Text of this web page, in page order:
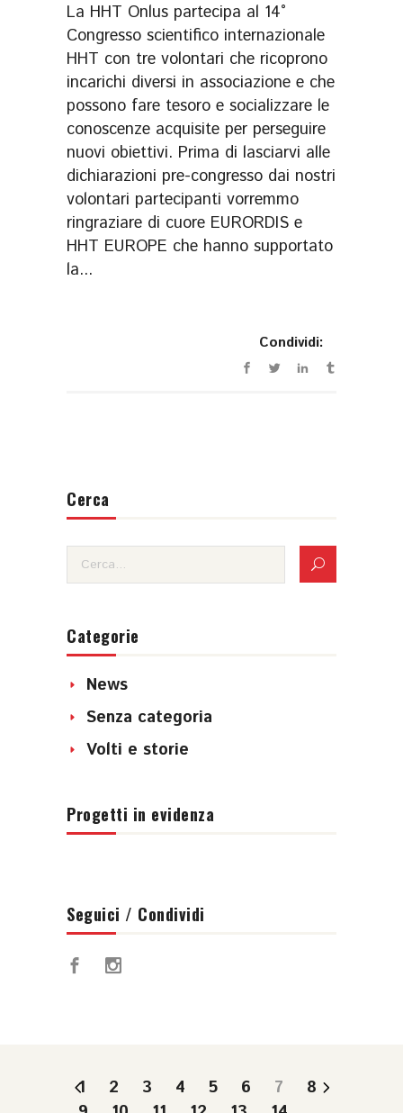
La HHT Onlus partecipa al 14°
Congresso scientifico internazionale
HHT con tre volontari che ricoprono
incarichi diversi in associazione e che
possono fare tesoro e socializzare le
conoscenze acquisite per perseguire
nuovi obiettivi. Prima di lasciarvi alle
dichiarazioni pre-congresso dai nostri
volontari partecipanti vorremmo
ringraziare di cuore EURORDIS e
HHT EUROPE che hanno supportato
la...
Condividi:
Cerca
Categorie
News
Senza categoria
Volti e storie
Progetti in evidenza
Seguici / Condividi
1 2 3 4 5 6 7
8